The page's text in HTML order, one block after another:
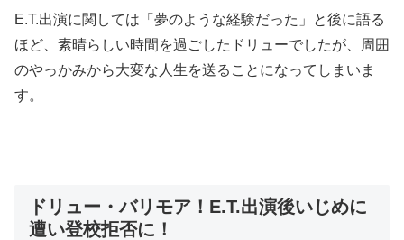
E.T.出演に関しては「夢のような経験だった」と後に語る
ほど、素晴らしい時間を過ごしたドリューでしたが、周囲
のやっかみから大変な人生を送ることになってしまいま
す。
ドリュー・バリモア！E.T.出演後いじめに
遭い登校拒否に！